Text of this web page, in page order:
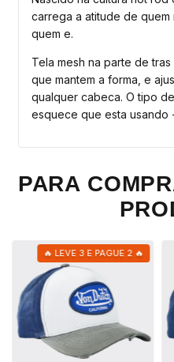
carrega a atitude de
quem e.
Tela mesh na parte de
que mantem a forma, e
qualquer cabeca. O tipo
esquece que esta usando
PARA
🔥 LEVE 3 E PAGUE 2 🔥